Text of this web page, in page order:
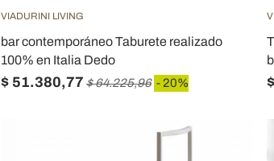
VIADURINI LIVING
bar contemporáneo Taburete realizado
100% en Italia Dedo
$ 51.380,77 $ 64.225,96 - 20%